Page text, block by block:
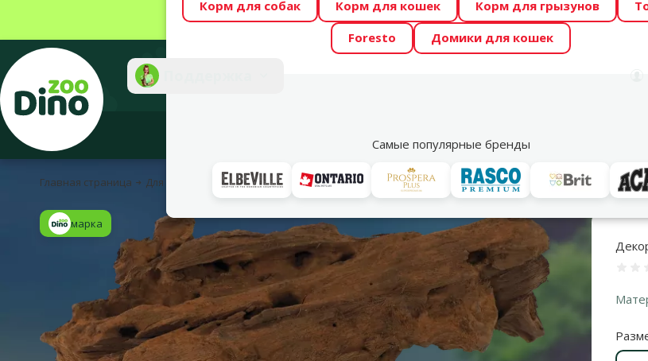
Весь месяц Dino Zoo предлагает отличные цены на ТОП-овые
Фотоконкурс “GADA ŪSAIŅI”! Возможно Твой питомец станет
Корм для собак Корм для кошек Корм для грызунов
Foresto
Домики для кошек
Самые популярные бренды
Акции
Главная страница Для рыбок Аквариумный декор ReptiPlanet Driftwood Bulk XS, 19–23 см
марка